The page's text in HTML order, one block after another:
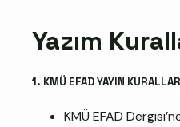
Yazım
1. KMÜ EFAD YAYIN
KMÜ EFAD